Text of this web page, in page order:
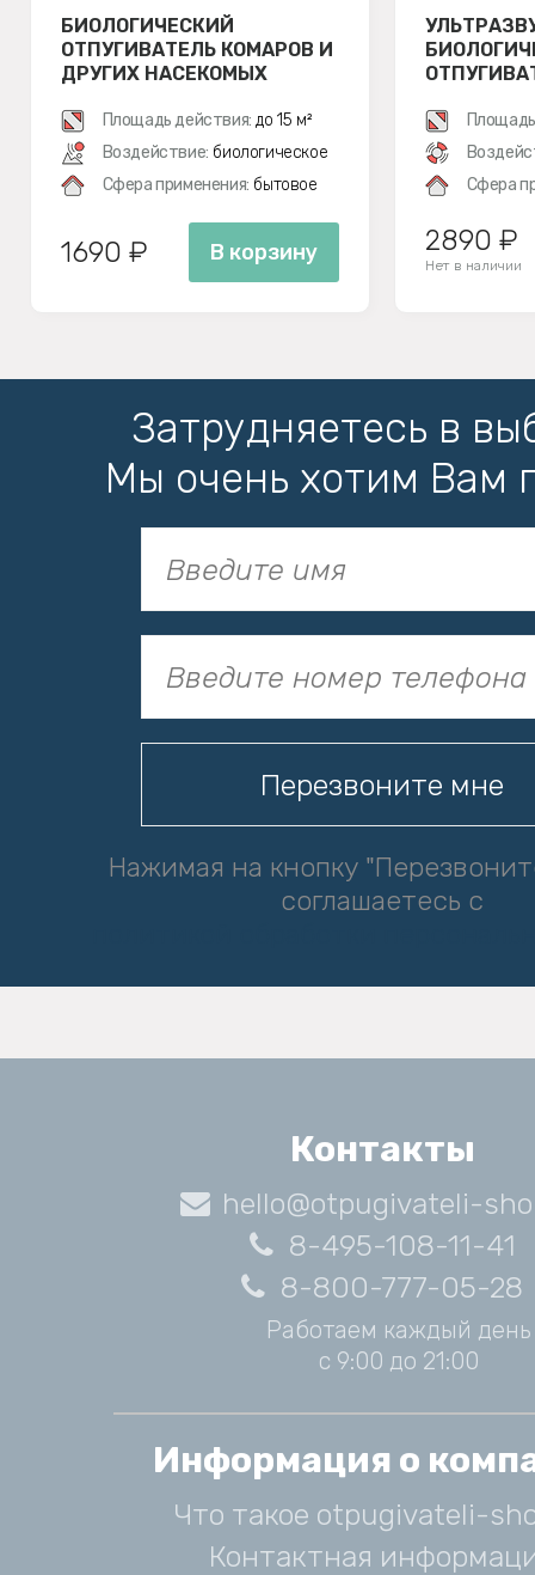
БИОЛОГИЧЕСКИЙ
ОТПУГИВАТЕЛЬ КОМАРОВ И
ДРУГИХ НАСЕКОМЫХ
Площадь действия: до 15 м²
Воздействие: биологическое
Сфера применения: бытовое
1690 ₽ В корзину
Сфера
2890 ₽
Нет в наличии
Затрудняетесь в
Мы очень хотим Вам
Нажимая на кнопку
соглашаетесь с
Контакты
hello@otpugivateli-
8-495-108-11-41
8-800-777-05-28
Работаем каждый день
с 9:00 до 21:00
Информация о
Что такое otpugivateli-
Контактная